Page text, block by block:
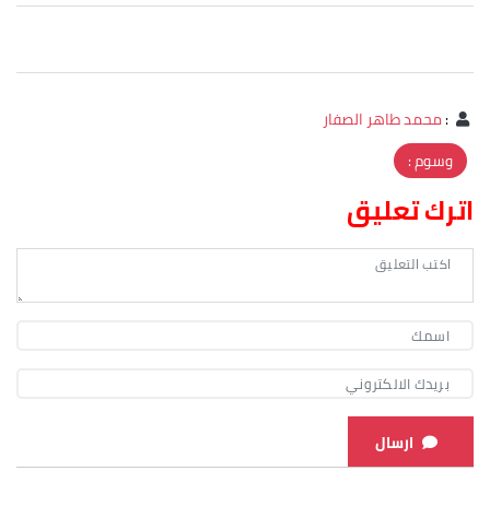
:محمد طاهر الصفار
وسوم :
اترك تعليق
ارسال